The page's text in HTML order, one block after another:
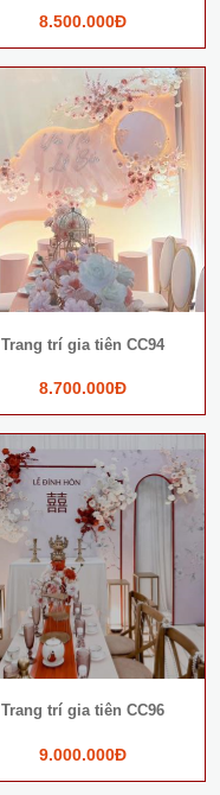
8.500.000Đ
Trang trí gia tiên CC94
8.700.000Đ
Trang trí gia tiên CC96
9.000.000Đ